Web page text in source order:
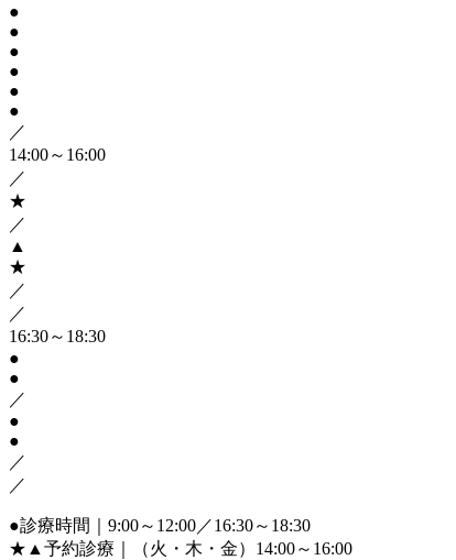
●
●
●
●
●
●
／
14:00～16:00
／
★
／
▲
★
／
／
16:30～18:30
●
●
／
●
●
／
／
●診療時間｜9:00～12:00／16:30～18:30
★▲ 予約診療｜（火・木・金）14:00～16:00